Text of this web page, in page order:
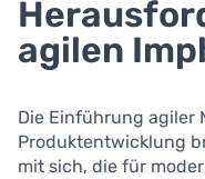
agilen
Die Einführung agiler
Produktentwicklung
mit sich, die für